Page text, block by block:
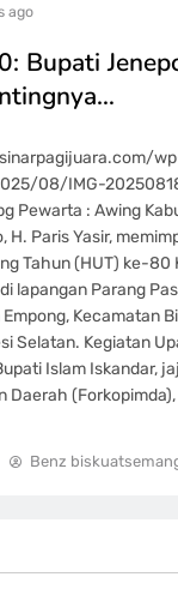
ago
Bupati
08/IMG-
Pewarta : Awing
H. Paris Yasir,
Tahun (HUT) ke-80
lapangan Parang
Kecamatan
Selatan. Kegiatan
Islam Iskandar,
Daerah
Benz